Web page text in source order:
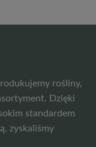
rośliny,
Dzięki
standardem
zyskaliśmy